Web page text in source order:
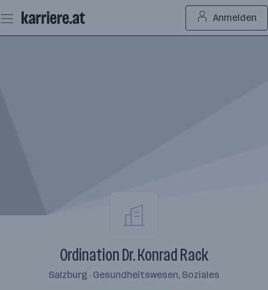
Seiteninhalt
springen
Anmelden
Ordination Dr. Konrad Rack
Salzburg · Gesundheitswesen, Soziales